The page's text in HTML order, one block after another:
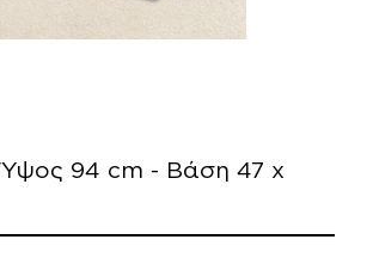
Ύψος 94 cm - Βάση 47 x